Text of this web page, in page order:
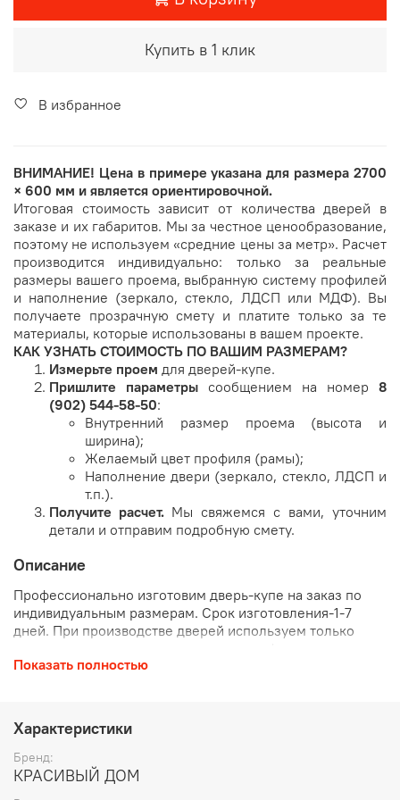
Купить в 1 клик
В избранное
ВНИМАНИЕ! Цена в примере указана для размера 2700
× 600 мм и является ориентировочной.
Итоговая стоимость зависит от количества дверей в
заказе и их габаритов. Мы за честное ценообразование,
поэтому не используем «средние цены за метр». Расчет
производится индивидуально: только за реальные
размеры вашего проема, выбранную систему профилей
и наполнение (зеркало, стекло, ЛДСП или МДФ). Вы
получаете прозрачную смету и платите только за те
материалы, которые использованы в вашем проекте.
КАК УЗНАТЬ СТОИМОСТЬ ПО ВАШИМ РАЗМЕРАМ?
Измерьте проем для дверей-купе.
Пришлите параметры сообщением на номер 8
(902) 544-58-50:
Внутренний размер проема (высота и
ширина);
Желаемый цвет профиля (рамы);
Наполнение двери (зеркало, стекло, ЛДСП и
т.п.).
Получите расчет. Мы свяжемся с вами, уточним
детали и отправим подробную смету.
Описание
Профессионально изготовим дверь-купе на заказ по
индивидуальным размерам. Срок изготовления-1-7
дней. При производстве дверей используем только
Зеркала Mirox MNGE (Бельгия)
формальдегида исключено из производства, а
содержание свинца в краске, защищающей серебряное
Показать полностью
Характеристики
Бренд:
КРАСИВЫЙ ДОМ